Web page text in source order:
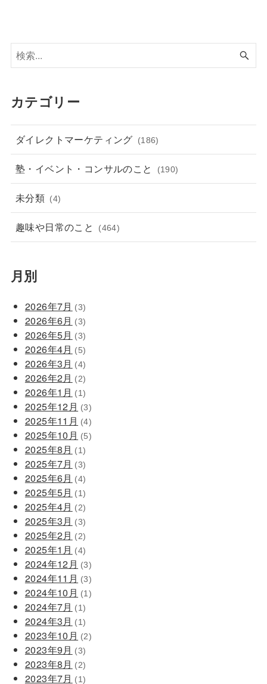
カテゴリー
ダイレクトマーケティング (186)
塾・イベント・コンサルのこと (190)
未分類 (4)
趣味や日常のこと (464)
月別
2026年7月 (3)
2026年6月 (3)
2026年5月 (3)
2026年4月 (5)
2026年3月 (4)
2026年2月 (2)
2026年1月 (1)
2025年12月 (3)
2025年11月 (4)
2025年10月 (5)
2025年8月 (1)
2025年7月 (3)
2025年6月 (4)
2025年5月 (1)
2025年4月 (2)
2025年3月 (3)
2025年2月 (2)
2025年1月 (4)
2024年12月 (3)
2024年11月 (3)
2024年10月 (1)
2024年7月 (1)
2024年3月 (1)
2023年10月 (2)
2023年9月 (3)
2023年8月 (2)
2023年7月 (1)